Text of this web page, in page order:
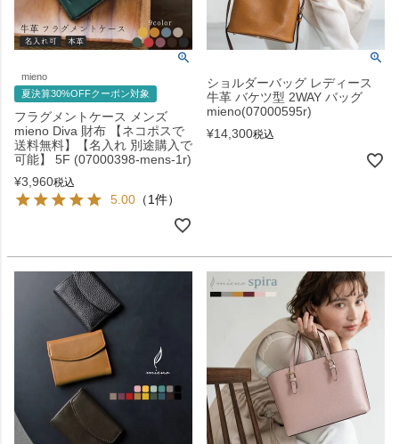
mieno
夏決算30%OFFクーポン対象
フラグメントケース メンズ
mieno Diva 財布 【ネコポスで
送料無料】【名入れ 別途購入で
可能】 5F (07000398-mens-1r)
¥3,960税込
5.00 （1件）
ショルダーバッグ レディース
牛革 バケツ型 2WAY バッグ
mieno(07000595r)
¥14,300税込